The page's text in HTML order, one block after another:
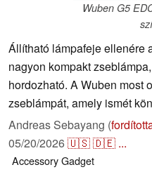
Wuben G5
Állítható lámpafeje ellenére
nagyon kompakt
hordozható. A Wuben most
zseblámpát, amely ismét
Andreas Sebayang (
05/20/2026🇺🇸🇩🇪 ...
AccessoryGadget